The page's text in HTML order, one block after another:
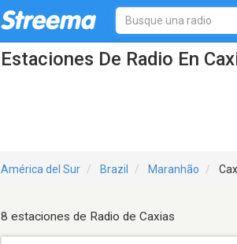
Estaciones De Radio En
América del Sur Brazil Maranhão
8 estaciones de Radio de Caxias